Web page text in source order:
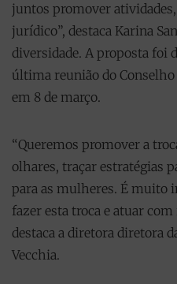
juntos promover
jurídico”, destaca Karina
diversidade. A proposta foi
última reunião do
em 8 de março.
“Queremos promover a
olhares, traçar estratégias
para as mulheres. É muito
fazer esta troca e atuar
destaca a diretora diretora
Vecchia.